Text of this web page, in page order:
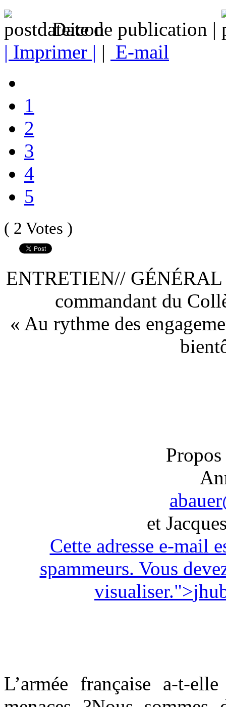
Date de publication |
| Imprimer | | E-mail
1
2
3
4
5
( 2 Votes )
ENTRETIEN//
commandant du
« Au rythme des
et
Cette adresse e-mail
spammeurs. Vous
visualiser.">
L’armée française a-t-